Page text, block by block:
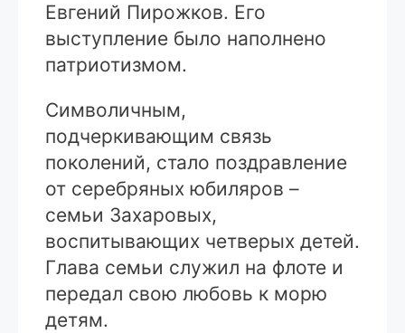
Евгений Пирожков. Его
выступление было наполнено
патриотизмом.
Символичным,
подчеркивающим связь
поколений, стало поздравление
от серебряных юбиляров –
семьи Захаровых,
воспитывающих четверых детей.
Глава семьи служил на флоте и
передал свою любовь к морю
детям.